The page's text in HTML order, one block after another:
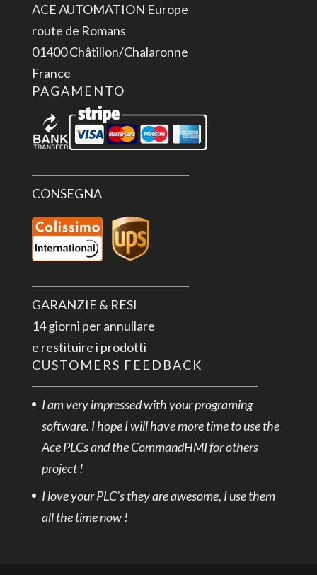
ACE AUTOMATION Europe
route de Romans
01400 Châtillon/Chalaronne
France
PAGAMENTO
CONSEGNA
GARANZIE & RESI
14 giorni per annullare
e restituire i prodotti
CUSTOMERS FEEDBACK
I am very impressed with your programing
software. I hope I will have more time to use the
Ace PLCs and the CommandHMI for others
project !
I love your PLC’s they are awesome, I use them
all the time now !